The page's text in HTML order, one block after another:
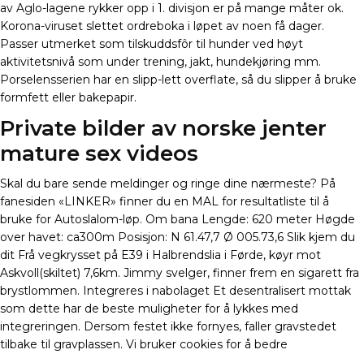
av Aglo-lagene rykker opp i 1. divisjon er på mange måter ok.
Korona-viruset slettet ordreboka i løpet av noen få dager.
Passer utmerket som tilskuddsfôr til hunder ved høyt
aktivitetsnivå som under trening, jakt, hundekjøring mm.
Porselensserien har en slipp-lett overflate, så du slipper å bruke
formfett eller bakepapir.
Private bilder av norske jenter
mature sex videos
Skal du bare sende meldinger og ringe dine nærmeste? På
fanesiden «LINKER» finner du en MAL for resultatliste til å
bruke for Autoslalom-løp. Om bana Lengde: 620 meter Høgde
over havet: ca300m Posisjon: N 61.47,7 Ø 005.73,6 Slik kjem du
dit Frå vegkrysset på E39 i Halbrendslia i Førde, køyr mot
Askvoll(skiltet) 7,6km. Jimmy svelger, finner frem en sigarett fra
brystlommen. Integreres i nabolaget Et desentralisert mottak
som dette har de beste muligheter for å lykkes med
integreringen. Dersom festet ikke fornyes, faller gravstedet
tilbake til gravplassen. Vi bruker cookies for å bedre